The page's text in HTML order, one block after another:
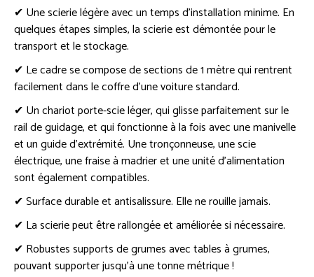
✔ Une scierie légère avec un temps d’installation minime. En
quelques étapes simples, la scierie est démontée pour le
transport et le stockage.
✔ Le cadre se compose de sections de 1 mètre qui rentrent
facilement dans le coffre d’une voiture standard.
✔ Un chariot porte-scie léger, qui glisse parfaitement sur le
rail de guidage, et qui fonctionne à la fois avec une manivelle
et un guide d’extrémité. Une tronçonneuse, une scie
électrique, une fraise à madrier et une unité d’alimentation
sont également compatibles.
✔ Surface durable et antisalissure. Elle ne rouille jamais.
✔ La scierie peut être rallongée et améliorée si nécessaire.
✔ Robustes supports de grumes avec tables à grumes,
pouvant supporter jusqu’à une tonne métrique !